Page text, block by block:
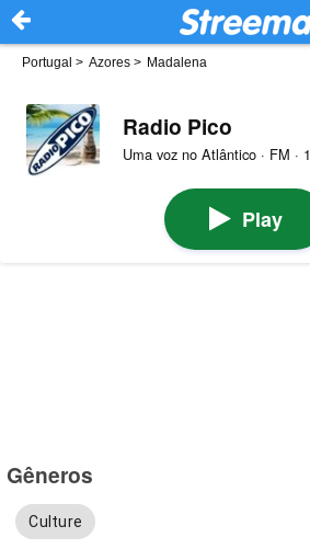
Portugal > Azores > Madalena
Radio Pico
Uma voz no Atlântico · FM ·
Play
Gêneros
Culture